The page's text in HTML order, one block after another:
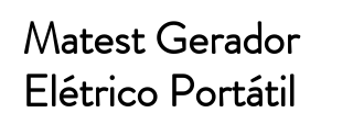
Matest Gerador
Elétrico Portátil